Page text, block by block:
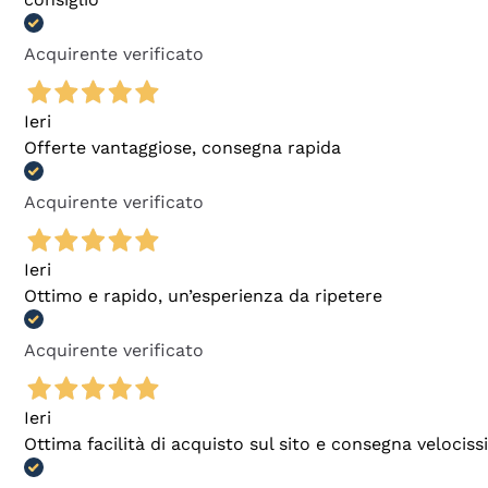
Acquirente verificato
Ieri
Offerte vantaggiose, consegna rapida
Acquirente verificato
Ieri
Ottimo e rapido, un’esperienza da ripetere
Acquirente verificato
Ieri
Ottima facilità di acquisto sul sito e consegna